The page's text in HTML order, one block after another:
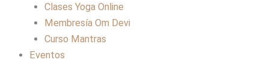
Clases Yoga Online
Membresía Om Devi
Curso Mantras
Eventos